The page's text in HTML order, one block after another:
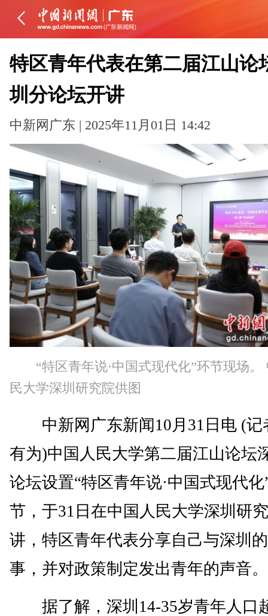
特区青年代表在第二届江山论
圳分论坛开讲
中新网广东 | 2025年11月01日 14:42
“特区青年说·中国式现代化”环节现场。
民大学深圳研究院供图
中新网广东新闻10月31日电 (记
有为)中国人民大学第二届江山论坛
论坛设置“特区青年说·中国式现代化
节，于31日在中国人民大学深圳研
讲，特区青年代表分享自己与深圳
事，并对政策制定发出青年的声音。
据了解，深圳14-35岁青年人口